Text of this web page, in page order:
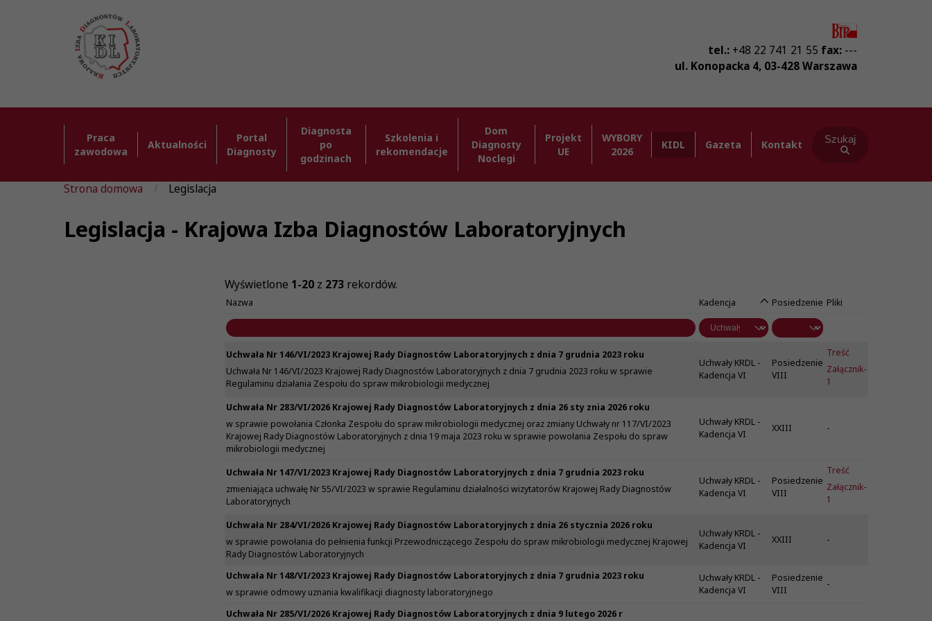
tel.: +48 22 741 21 55 fax: ---
ul. Konopacka 4, 03-428Warszawa
Praca
zawodowa
Aktualności
Portal
Diagnosty
Diagnosta
po
godzinach
Szkolenia i
rekomendacje
Dom
Diagnosty
Noclegi
Projekt
UE
WYBORY
2026
KIDL Gazeta Kontakt Szukaj
Strona domowa Legislacja
Legislacja - Krajowa Izba Diagnostów Laboratoryjnych
Wyświetlone 1-20z 273rekordów.
Nazwa Kadencja Posiedzenie Pliki
Uchwała Nr 146/VI/2023 Krajowej Rady Diagnostów Laboratoryjnych z dnia 7 grudnia 2023 roku
Uchwała Nr 146/VI/2023 Krajowej Rady Diagnostów Laboratoryjnych z dnia 7 grudnia 2023 roku w sprawie
Regulaminu działania Zespołu do spraw mikrobiologii medycznej
Uchwały KRDL -
Kadencja VI
Posiedzenie
VIII
Treść
Załącznik-
1
Uchwała Nr 283/VI/2026 Krajowej Rady Diagnostów Laboratoryjnych z dnia 26 sty znia 2026 roku
w sprawie powołania Członka Zespołu do spraw mikrobiologii medycznej oraz zmiany Uchwały nr 117/VI/2023
Krajowej Rady Diagnostów Laboratoryjnych z dnia 19 maja 2023 roku w sprawie powołania Zespołu do spraw
mikrobiologii medycznej
Uchwały KRDL -
Kadencja VI
XXIII -
Uchwała Nr 147/VI/2023 Krajowej Rady Diagnostów Laboratoryjnych z dnia 7 grudnia 2023 roku
zmieniająca uchwałę Nr 55/VI/2023 w sprawie Regulaminu działalności wizytatorów Krajowej Rady Diagnostów
Laboratoryjnych
Uchwały KRDL -
Kadencja VI
Posiedzenie
VIII
Treść
Załącznik-
1
Uchwała Nr 284/VI/2026 Krajowej Rady Diagnostów Laboratoryjnych z dnia 26 stycznia 2026 roku
w sprawie powołania do pełnienia funkcji Przewodniczącego Zespołu do spraw mikrobiologii medycznej Krajowej
Rady Diagnostów Laboratoryjnych
Uchwały KRDL -
Kadencja VI
XXIII -
Uchwała Nr 148/VI/2023 Krajowej Rady Diagnostów Laboratoryjnych z dnia 7 grudnia 2023 roku
w sprawie odmowy uznania kwalifikacji diagnosty laboratoryjnego
Uchwały KRDL -
Kadencja VI
Posiedzenie
VIII
-
Uchwała Nr 285/VI/2026 Krajowej Rady Diagnostów Laboratoryjnych z dnia 9 lutego 2026 r